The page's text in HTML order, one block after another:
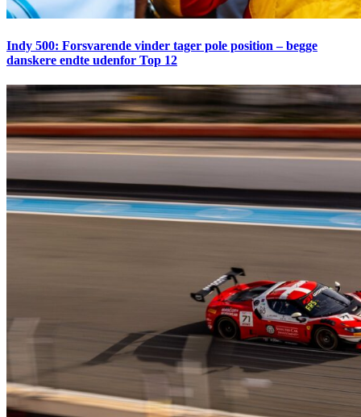
Indy 500: Forsvarende vinder tager pole position – begge
danskere endte udenfor Top 12